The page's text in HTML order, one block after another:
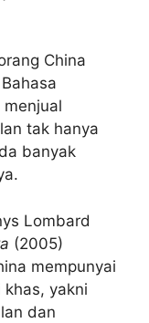
China
menjual
tak hanya
banyak
Lombard
(2005)
mempunyai
yakni
dan